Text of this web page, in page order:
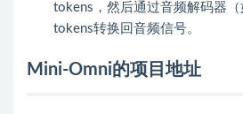
tokens，然后通过音频解码器（
tokens转换回音频信号。
Mini-Omni的项目地址